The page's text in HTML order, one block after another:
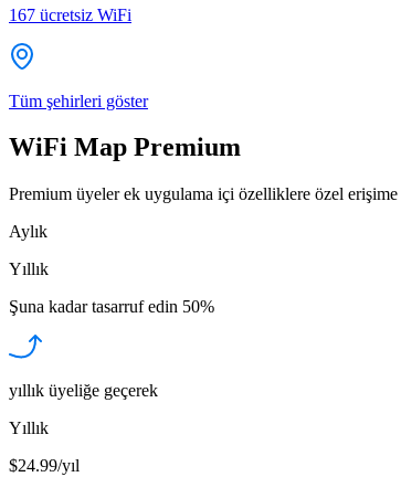
167 ücretsiz WiFi
Tüm şehirleri göster
WiFi Map Premium
Premium üyeler ek uygulama içi özelliklere özel
Aylık
Yıllık
Şuna kadar tasarruf edin 50%
yıllık üyeliğe geçerek
Yıllık
$24.99/yıl